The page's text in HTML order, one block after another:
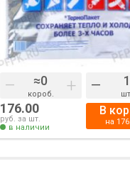
– короб. + –
176.00
руб. за шт.
в наличии
В
на